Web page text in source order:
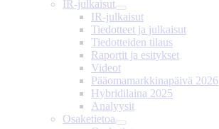
IR-julkaisut
IR-julkaisut
Tiedotteet ja julkaisut
Tiedotteiden tilaus
Raportit ja esitykset
Videot
Pääomamarkkinapäivä 2026
Hybridilaina 2025
Analyysit
Osaketietoa